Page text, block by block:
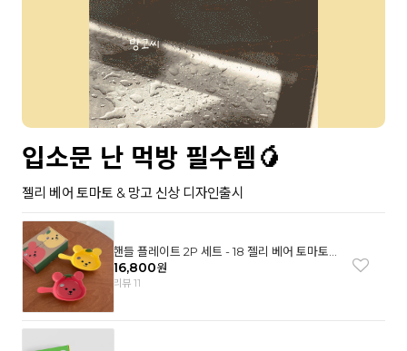
입소문 난 먹방 필수템🥭
젤리 베어 토마토 & 망고 신상 디자인출시
핸들 플레이트 2P 세트 - 18 젤리 베어 토마토
& 망고
16,800원
리뷰 11